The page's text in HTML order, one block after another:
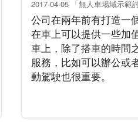
2017-04-05 「無人車場域示範
公司在兩年前有打造一
在車上可以提供一些加
車上，除了搭車的時間
服務，比如可以辦公或
動駕駛也很重要。